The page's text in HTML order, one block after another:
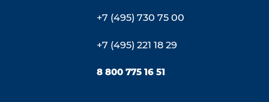
+7 (495) 730 75 00
+7 (495) 221 18 29
8 800 775 16 51